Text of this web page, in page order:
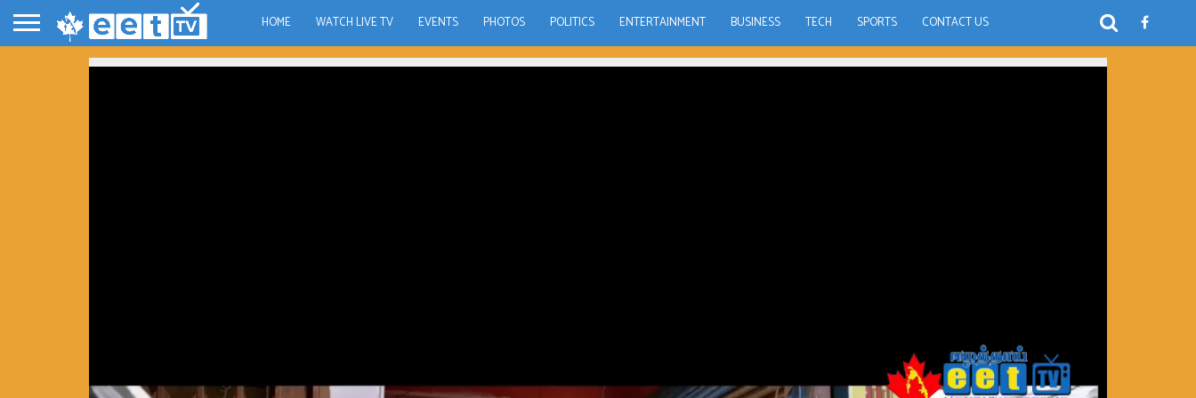
HOME WATCH LIVE TV EVENTS PHOTOS POLITICS ENTERTAINMENT BUSINESS TECH SPORTS CONTACT US